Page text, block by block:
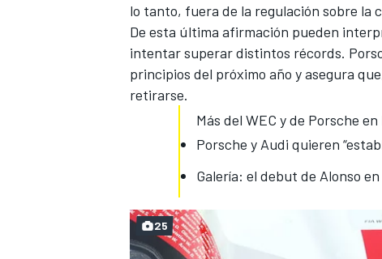
MÁS CATEGORÍAS
lo tanto, fuera de la regulación sobre la
De esta última afirmación pueden
intentar superar distintos récords.
principios del próximo año y asegura
retirarse.
Más del WEC y de Porsche
Porsche y Audi quieren
Galería: el debut de Alonso
25